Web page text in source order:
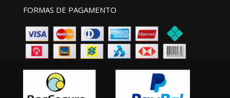
FORMAS DE PAGAMENTO